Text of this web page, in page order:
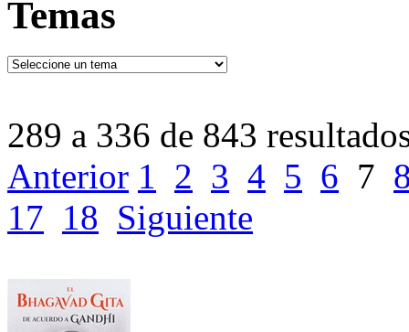
Temas
289 a 336 de 843
Anterior 1 2 3 4 5 6 7
17 18 Siguiente